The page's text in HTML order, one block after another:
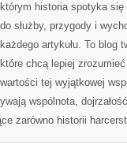
którym historia spotyka
do służby, przygody i
każdego artykułu. To blog
które chcą lepiej
wartości tej wyjątkowej
wspólnota,
zarówno historii